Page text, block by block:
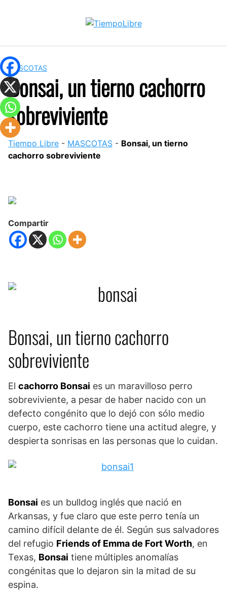
MASCOTAS
Bonsai, un tierno cachorro
sobreviviente
Tiempo Libre - MASCOTAS - Bonsai, un tierno
cachorro sobreviviente
Compartir
Bonsai, un tierno cachorro
sobreviviente
El cachorro Bonsai es un maravilloso perro
sobreviviente, a pesar de haber nacido con un
defecto congénito que lo dejó con sólo medio
cuerpo, este cachorro tiene una actitud alegre, y
despierta sonrisas en las personas que lo cuidan.
Bonsai es un bulldog inglés que nació en
Arkansas, y fue claro que este perro tenía un
camino difícil delante de él. Según sus salvadores
del refugio Friends of Emma de Fort Worth, en
Texas, Bonsai tiene múltiples anomalías
congénitas que lo dejaron sin la mitad de su
espina.